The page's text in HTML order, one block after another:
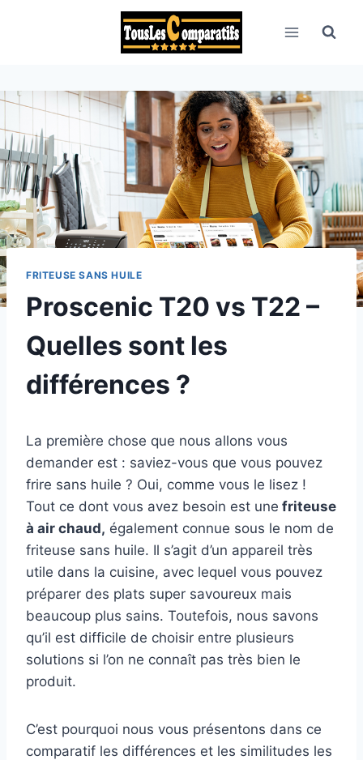
FRITEUSE SANS HUILE
Proscenic T20 vs T22 –
Quelles sont les
différences ?
La première chose que nous allons vous
demander est : saviez-vous que vous pouvez
frire sans huile ? Oui, comme vous le lisez !
Tout ce dont vous avez besoin est une friteuse
à air chaud, également connue sous le nom de
friteuse sans huile. Il s’agit d’un appareil très
utile dans la cuisine, avec lequel vous pouvez
préparer des plats super savoureux mais
beaucoup plus sains. Toutefois, nous savons
qu’il est difficile de choisir entre plusieurs
solutions si l’on ne connaît pas très bien le
produit.
C’est pourquoi nous vous présentons dans ce
comparatif les différences et les similitudes les